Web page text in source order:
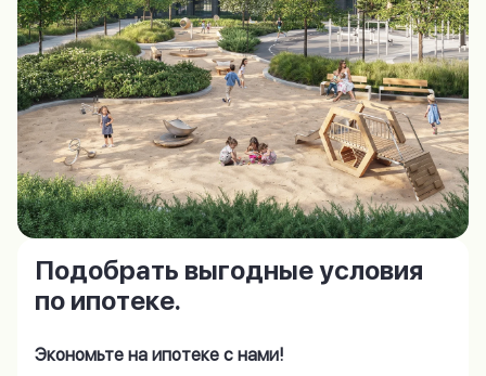
Подобрать выгодные условия
по ипотеке.
Экономьте на ипотеке с нами!